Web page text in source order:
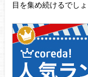
目を集め続けるでしょ